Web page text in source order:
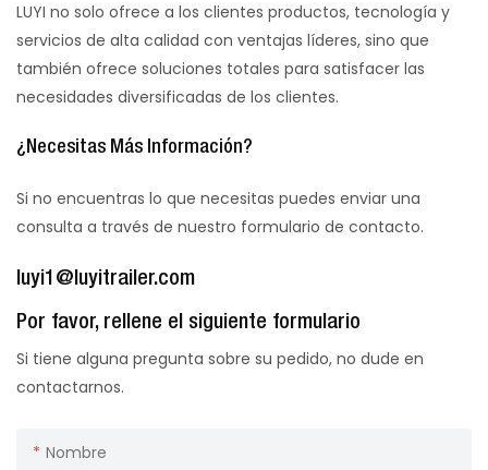
LUYI no solo ofrece a los clientes productos, tecnología y
servicios de alta calidad con ventajas líderes, sino que
también ofrece soluciones totales para satisfacer las
necesidades diversificadas de los clientes.
¿Necesitas Más Información?
Si no encuentras lo que necesitas puedes enviar una
consulta a través de nuestro formulario de contacto.
luyi1@luyitrailer.com
Por favor, rellene el siguiente formulario
Si tiene alguna pregunta sobre su pedido, no dude en
contactarnos.
Nombre